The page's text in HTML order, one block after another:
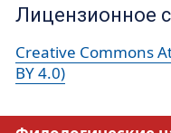
Лицензионное
Creative Commons
BY 4.0)